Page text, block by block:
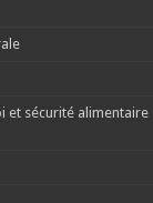
et sécurité alimentaire